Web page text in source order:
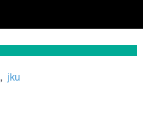
, jku